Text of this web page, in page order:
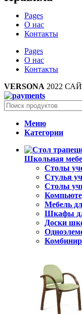
Pages
О нас
Контакты
Pages
О нас
Контакты
VERSONA 2022
Меню
Категории
Школьная
Столы
Стулья
Столы
Мебель
Шкафы
Доски